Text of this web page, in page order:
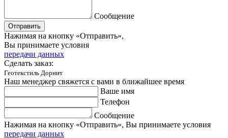
Сообщение
Отправить
Нажимая на кнопку «Отправить»,
Вы принимаете условия
передачи данных
Сделать заказ:
Геотекстиль Дорнит
Наш менеджер свяжется с вами в ближайшее время
Ваше имя
Телефон
Сообщение
Нажимая на кнопку «Отправить», Вы принимаете условия
передачи данных